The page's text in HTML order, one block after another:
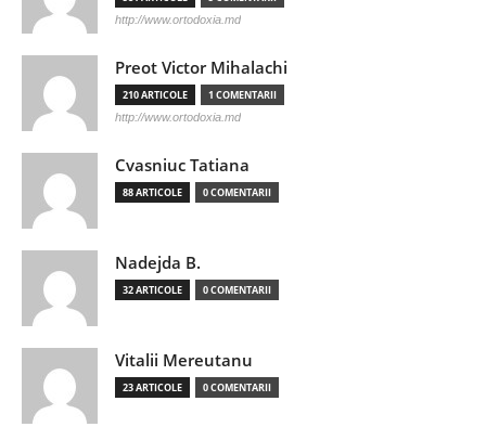
http://www.ortodoxia.md
Preot Victor Mihalachi
210 ARTICOLE 1 COMENTARII
http://www.ortodoxia.md
Cvasniuc Tatiana
88 ARTICOLE 0 COMENTARII
Nadejda B.
32 ARTICOLE 0 COMENTARII
Vitalii Mereutanu
23 ARTICOLE 0 COMENTARII